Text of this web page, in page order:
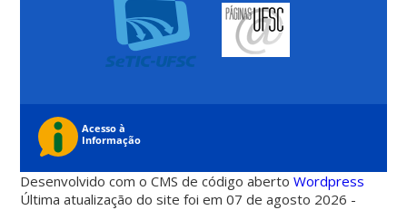
Desenvolvido com o CMS de código abertoWordpress
Última atualização do site foi em 07 de agosto 2026 -